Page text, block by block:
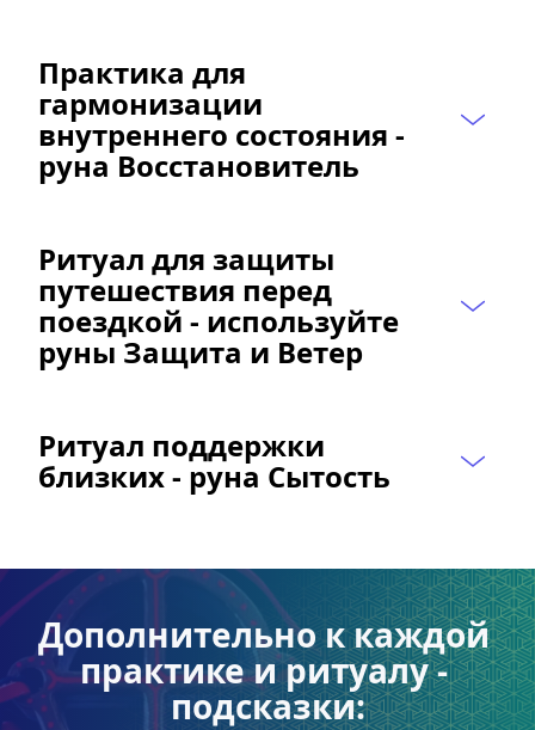
Практика для
гармонизации
внутреннего состояния -
руна Восстановитель
Ритуал для защиты
путешествия перед
поездкой - используйте
руны Защита и Ветер
Ритуал поддержки
близких - руна Сытость
Дополнительно к каждой
практике и ритуалу -
подсказки: